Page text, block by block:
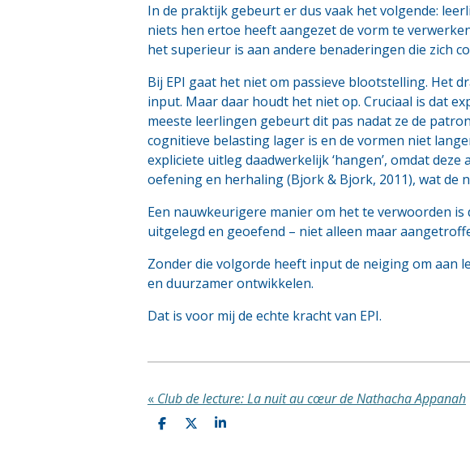
In de praktijk gebeurt er dus vaak het volgende:
niets hen ertoe heeft aangezet de vorm te
het superieur is aan andere benaderingen die zich
Bij EPI gaat het niet om passieve blootstelling. Het
input. Maar daar houdt het niet op. Cruciaal is dat
meeste leerlingen gebeurt dit pas nadat ze de
cognitieve belasting lager is en de vormen niet
expliciete uitleg daadwerkelijk ‘hangen’, omdat
oefening en herhaling (Bjork & Bjork, 2011), wat de
Een nauwkeurigere manier om het te verwoorden
uitgelegd en geoefend – niet alleen maar
Zonder die volgorde heeft input de neiging om aan
en duurzamer ontwikkelen.
Dat is voor mij de echte kracht van EPI.
« Club de lecture: La nuit au cœur de Nathacha Appanah
D
D
S